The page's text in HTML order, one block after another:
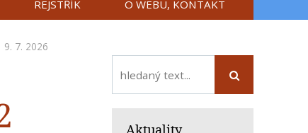
REJSTŘÍK O WEBU, KONTAKT
9. 7. 2026
Aktuality